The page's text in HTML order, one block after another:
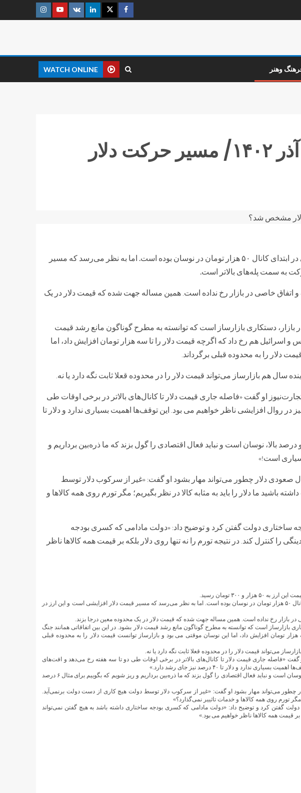
وهنر WATCH ONLINE
قیمت دلار امروز ۳ آذر ۱۴۰۲/ مسیر حرکت دلار
به نقل از تجارت‌نیوز، قیمت دلار در هفته جاری در ابتدای‌ کانال ۵۰ هزار تومان در نوسان بوده است. اما به نظر می‌رسد که مسیر‌
به سمت پله‌های بالاتر است.
و اتفاق خاصی در بازار رخ نداده‌ است. همین مساله جهت شده که قیمت دلار در یک
بازار، دستکاری بازارساز است که توانسته به مطرح گوناگون مانع رشد قیمت
و اسرائیل‌ هم رخ داد که اگرچه قیمت دلار را تا سه هزار تومان افزایش داد، اما
دلار را به محدوده قبلی برگرداند.
سال هم بازارساز می‌تواند قیمت دلار را در محدوده قعلا ثابت نگه دارد یا نه.
او گفت‌ «فاصله جاری قیمت دلار تا کانال‌های بالاتر در برخی اوقات طی
در روال افزایشی ناظر خواهیم می بود. این توقف‌ها اهمیت بسیاری ندارد و دلار تا
درصد بالا، نوسان است و نباید فعال اقتصادی را گول بزند که ما ذره‌بین برداریم و
است!»
صعودی دلار چطور می‌تواند مهار بشود او گفت: «غیر از سرکوب دلار توسط
داشته باشید ما دلار را باید به مثابه کالا در نظر بگیریم؛ مگر تورم روی همه کالاها و
ساختاری دولت گفتن کرد و توضیح داد: «دولت مادامی که کسری بودجه
را کنترل کند. در نتیجه تورم را نه تنها روی دلار بلکه بر قیمت همه کالاها ناظر
این ارز به ۵۰ هزار و ۳۰۰ تومان رسید.
۵۰ هزار تومان در نوسان بوده است. اما به نظر می‌رسد که مسیر‌ قیمت دلار افزایشی است و این ارز در
در بازار رخ نداده‌ است. همین مساله جهت شده که قیمت دلار در یک محدوده معین‌ درجا بزند.
بازارساز است که توانسته به مطرح گوناگون مانع رشد قیمت دلار بشود. در این بین اتفاقاتی‌ همانند جنگ
هزار تومان افزایش داد، اما این نوسان موقتی‌ می بود و بازارساز توانست‌ قیمت دلار را به محدوده قبلی
می‌تواند قیمت دلار را در محدوده قعلا ثابت نگه دارد یا نه.
گفت‌ «فاصله جاری قیمت دلار تا کانال‌های بالاتر در برخی اوقات طی دو تا سه هفته رخ می‌دهد و افت‌های
اهمیت بسیاری ندارد و دلار تا ۴۰ درصد نیز جای رشد دارد.»
است و نباید فعال اقتصادی را گول بزند که ما ذره‌بین برداریم و ریز شویم که بگوییم برای مثال ۶ درصد
چطور می‌تواند مهار بشود او گفت: «غیر از سرکوب دلار توسط دولت هیچ کاری از دست دولت برنمی‌آید.
مگر تورم روی همه کالاها و خدمات تاثییر نمی‌گذارد؟»
دولت گفتن کرد و توضیح داد: «دولت مادامی که کسری بودجه ساختاری داشته باشد به هیچ گفتن نمی‌تواند
بر قیمت همه کالاها ناظر خواهیم می بود.»